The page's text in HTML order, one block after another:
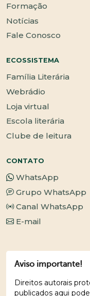
Formação
Notícias
Fale Conosco
ECOSSISTEMA
Família Literária
Webrádio
Loja virtual
Escola literária
Clube de leitura
CONTATO
WhatsApp
Grupo WhatsApp
Canal WhatsApp
E-mail
Aviso importante!
Direitos autorais
publicados aqui